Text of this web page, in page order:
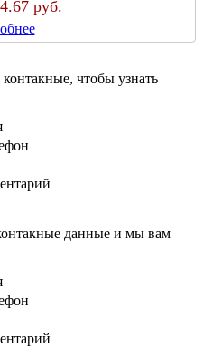
руб.
контакные, чтобы узнать
данные и мы вам